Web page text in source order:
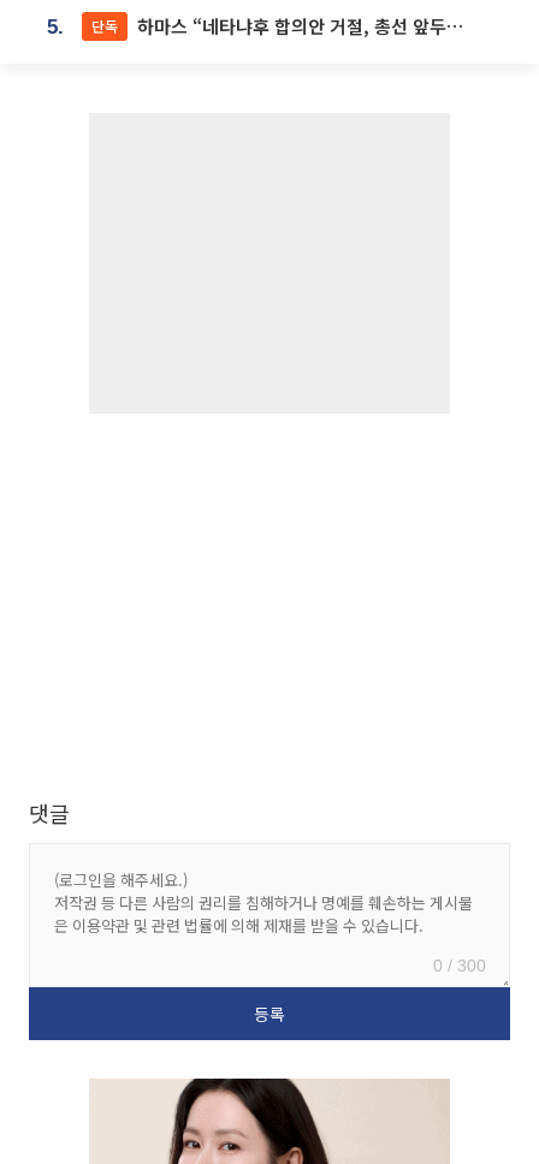
5. 단독 하마스 “네타냐후 합의안 거절, 총선 앞두고 시간 끌기”
댓글
0 / 300